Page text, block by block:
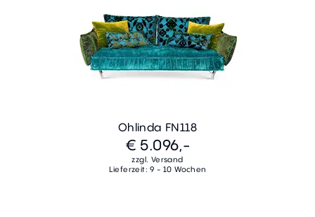
Ohlinda FN118
€ 5.096,-
zzgl. Versand
Lieferzeit: 9 - 10 Wochen